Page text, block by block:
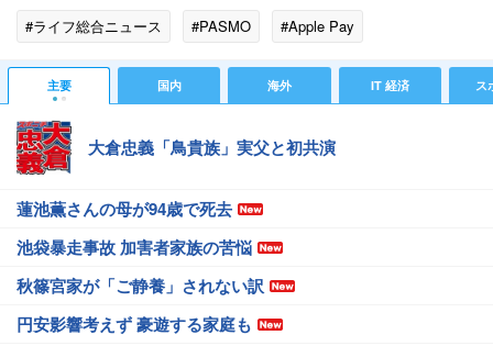
#ライフ総合ニュース #PASMO #Apple Pay
主要 国内 海外 IT 経済 ス
大倉忠義「鳥貴族」実父と初共演
蓮池薫さんの母が94歳で死去
池袋暴走事故 加害者家族の苦悩
秋篠宮家が「ご静養」されない訳
円安影響考えず 豪遊する家庭も